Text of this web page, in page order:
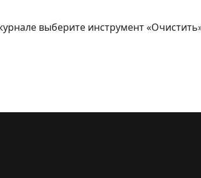
выберите инструмент